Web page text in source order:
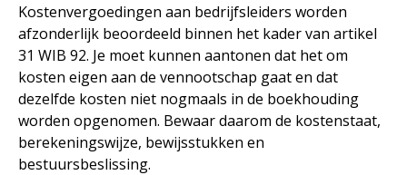
Kostenvergoedingen aan bedrijfsleiders worden
afzonderlijk beoordeeld binnen het kader van artikel
31 WIB 92. Je moet kunnen aantonen dat het om
kosten eigen aan de vennootschap gaat en dat
dezelfde kosten niet nogmaals in de boekhouding
worden opgenomen. Bewaar daarom de kostenstaat,
berekeningswijze, bewijsstukken en
bestuursbeslissing.